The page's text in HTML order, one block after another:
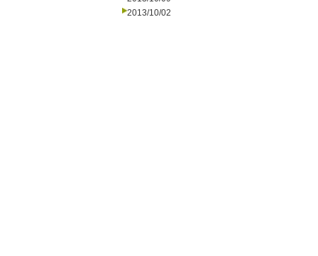
2013/10/02